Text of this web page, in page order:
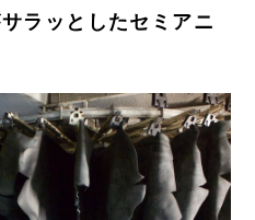
ラッとしたセミアニ